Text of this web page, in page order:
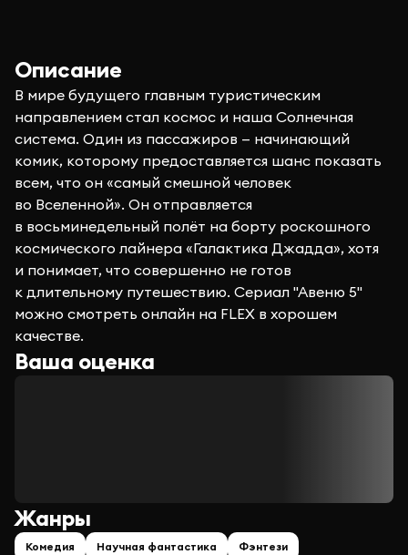
Описание
В мире будущего главным туристическим
направлением стал космос и наша Солнечная
система. Один из пассажиров — начинающий
комик, которому предоставляется шанс показать
всем, что он «самый смешной человек
во Вселенной». Он отправляется
в восьминедельный полёт на борту роскошного
космического лайнера «Галактика Джадда», хотя
и понимает, что совершенно не готов
к длительному путешествию. Сериал "Авеню 5"
можно смотреть онлайн на FLEX в хорошем
качестве.
Ваша оценка
Жанры
Комедия Научная фантастика Фэнтези